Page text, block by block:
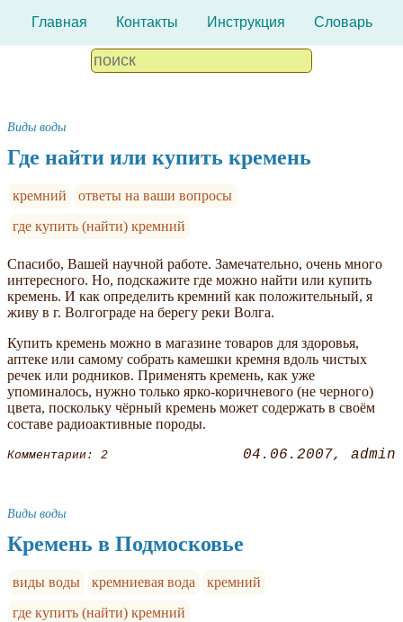
Главная Контакты Инструкция Словарь
Виды воды
Где найти или купить кремень
кремний
ответы на ваши вопросы
где купить (найти) кремний
Спасибо, Вашей научной работе. Замечательно, очень много
интересного. Но, подскажите где можно найти или купить
кремень. И как определить кремний как положительный, я
живу в г. Волгограде на берегу реки Волга.
Купить кремень можно в магазине товаров для здоровья,
аптеке или самому собрать камешки кремня вдоль чистых
речек или родников. Применять кремень, как уже
упоминалось, нужно только ярко-коричневого (не черного)
цвета, поскольку чёрный кремень может содержать в своём
составе радиоактивные породы.
Комментарии: 2 04.06.2007 admin
Виды воды
Кремень в Подмосковье
виды воды кремниевая вода
кремний
где купить (найти) кремний